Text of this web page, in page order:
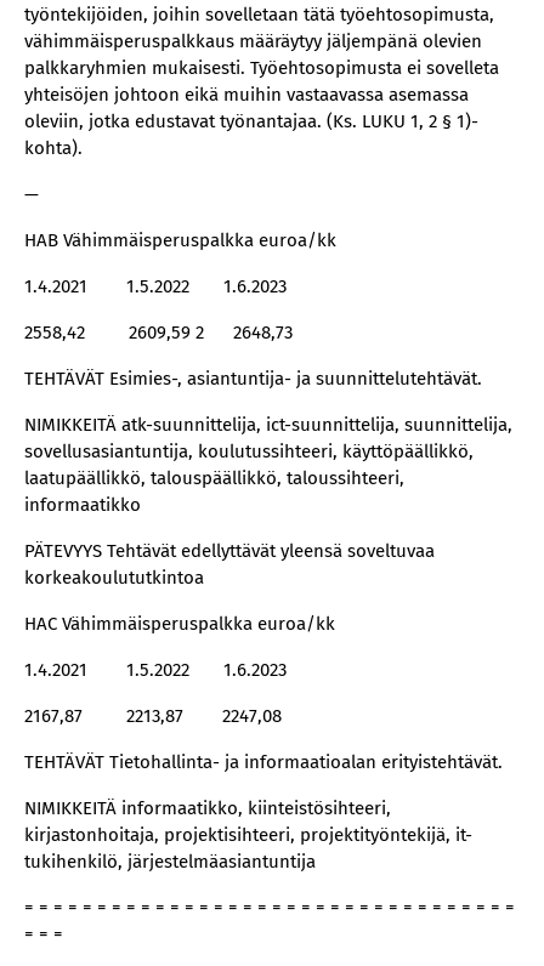
työntekijöiden, joihin sovelletaan tätä työehtosopimusta,
vähimmäisperuspalkkaus määräytyy jäljempänä olevien
palkkaryhmien mukaisesti. Työehtosopimusta ei sovelleta
yhteisöjen johtoon eikä muihin vastaavassa asemassa
oleviin, jotka edustavat työnantajaa. (Ks. LUKU 1, 2 § 1)-
kohta).
—
HAB Vähimmäisperuspalkka euroa/kk
1.4.2021 1.5.2022 1.6.2023
2558,42 2609,59 2 2648,73
TEHTÄVÄT Esimies-, asiantuntija- ja suunnittelutehtävät.
NIMIKKEITÄ atk-suunnittelija, ict-suunnittelija, suunnittelija,
sovellusasiantuntija, koulutussihteeri, käyttöpäällikkö,
laatupäällikkö, talouspäällikkö, taloussihteeri,
informaatikko
PÄTEVYYS Tehtävät edellyttävät yleensä soveltuvaa
korkeakoulututkintoa
HAC Vähimmäisperuspalkka euroa/kk
1.4.2021 1.5.2022 1.6.2023
2167,87 2213,87 2247,08
TEHTÄVÄT Tietohallinta- ja informaatioalan erityistehtävät.
NIMIKKEITÄ informaatikko, kiinteistösihteeri,
kirjastonhoitaja, projektisihteeri, projektityöntekijä, it-
tukihenkilö, järjestelmäasiantuntija
= = = = = = = = = = = = = = = = = = = = = = = = = = = = = = = = = =
= = =